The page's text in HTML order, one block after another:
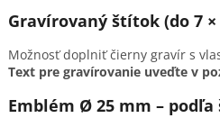
Gravírovaný štítok (do 7 ×
Možnosť doplniť čierny gravír s
Text pre gravírovanie uveďte v
Emblém Ø 25 mm – podľa